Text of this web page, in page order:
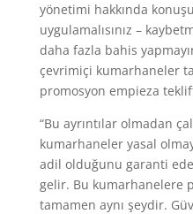
yönetimi hakkında
uygulamalısınız –
daha fazla bahis
çevrimiçi kumarhaneler
promosyon empieza
“Bu ayrıntılar olmadan
kumarhaneler yasal
adil olduğunu garanti
gelir. Bu kumarhanelere
tamamen aynı şeydir.